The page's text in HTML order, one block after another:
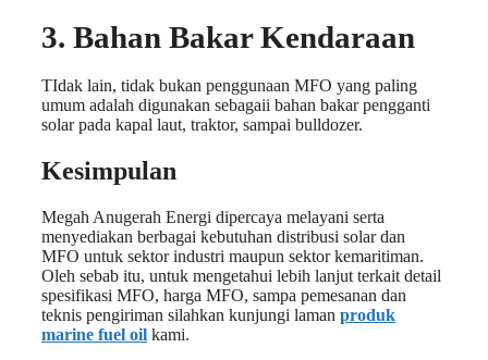
3. Bahan Bakar Kendaraan
TIdak lain, tidak bukan penggunaan MFO yang paling
umum adalah digunakan sebagaii bahan bakar pengganti
solar pada kapal laut, traktor, sampai bulldozer.
Kesimpulan
Megah Anugerah Energi dipercaya melayani serta
menyediakan berbagai kebutuhan distribusi solar dan
MFO untuk sektor industri maupun sektor kemaritiman.
Oleh sebab itu, untuk mengetahui lebih lanjut terkait detail
spesifikasi MFO, harga MFO, sampa pemesanan dan
teknis pengiriman silahkan kunjungi laman produk
marine fuel oil kami.